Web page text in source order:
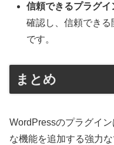
信頼できるプラグイ
確認し、信頼でき
です。
まとめ
WordPressのプラグイ
な機能を追加する強力